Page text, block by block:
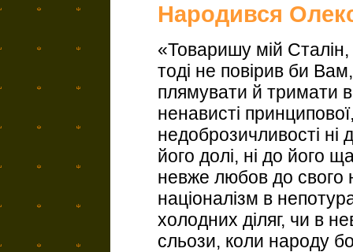
Народився
«Товаришу мій
тоді не повірив би
плямувати й тримати
ненависті
недоброзичливості ні
його долі, ні до його
невже любов до свого
націоналізм в
холодних діляг, чи в
сльози, коли народу